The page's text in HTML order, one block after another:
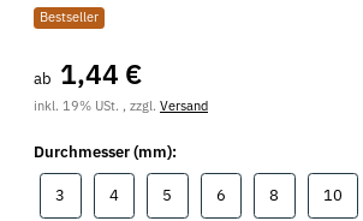
Bestseller
ab 1,44 €
inkl. 19% USt. , zzgl. Versand
Durchmesser (mm):
3 44 5 66 8 1010